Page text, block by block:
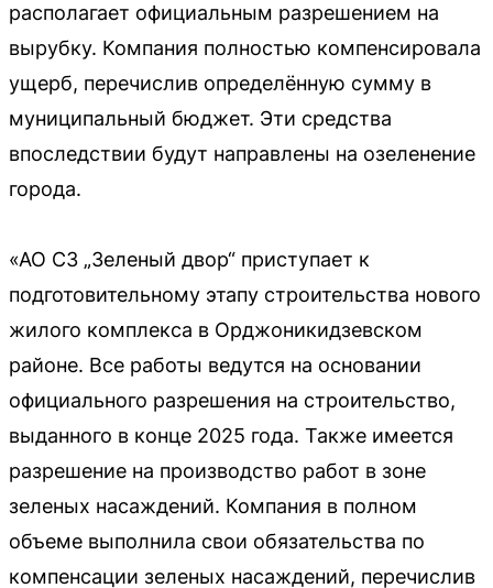
располагает официальным разрешением на
вырубку. Компания полностью компенсировала
ущерб, перечислив определённую сумму в
муниципальный бюджет. Эти средства
впоследствии будут направлены на озеленение
города.
«АО СЗ „Зеленый двор“ приступает к
подготовительному этапу строительства нового
жилого комплекса в Орджоникидзевском
районе. Все работы ведутся на основании
официального разрешения на строительство,
выданного в конце 2025 года. Также имеется
разрешение на производство работ в зоне
зеленых насаждений. Компания в полном
объеме выполнила свои обязательства по
компенсации зеленых насаждений, перечислив